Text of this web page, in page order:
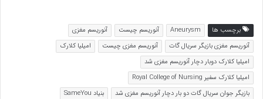
برچسب ها Aneurysm آنوریسم چیست
آنوریسم مغزی
آنوریسم مغزی بازیگر سریال گات
آنوریسم مغزی چیست
امیلیا کلارک
امیلیا کلارک دوبار دچار آنوریسم مغزی شد
امیلیا کلارک سفیر Royal College of Nursing
بازیگر جوان سریال گات دو بار دچار آنوریسم مغزی شد
بنیاد SameYou